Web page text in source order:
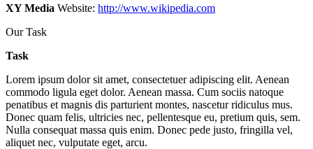
XY Media Website: http://www.wikipedia.com
Our Task
Task
Lorem ipsum dolor sit amet, consectetuer adipiscing elit. Aenean
commodo ligula eget dolor. Aenean massa. Cum sociis natoque
penatibus et magnis dis parturient montes, nascetur ridiculus mus.
Donec quam felis, ultricies nec, pellentesque eu, pretium quis, sem.
Nulla consequat massa quis enim. Donec pede justo, fringilla vel,
aliquet nec, vulputate eget, arcu.